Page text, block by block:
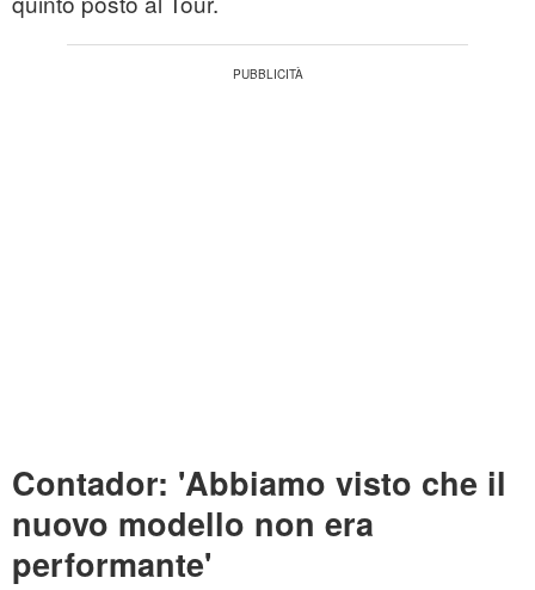
Contador: 'Abbiamo visto che il
nuovo modello non era
performante'